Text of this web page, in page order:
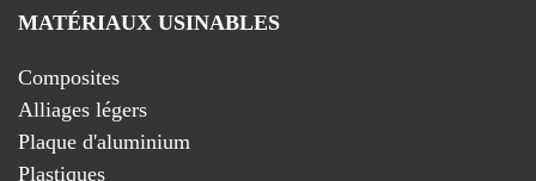
MATÉRIAUX USINABLES
Composites
Alliages légers
Plaque d'aluminium
Plastiques